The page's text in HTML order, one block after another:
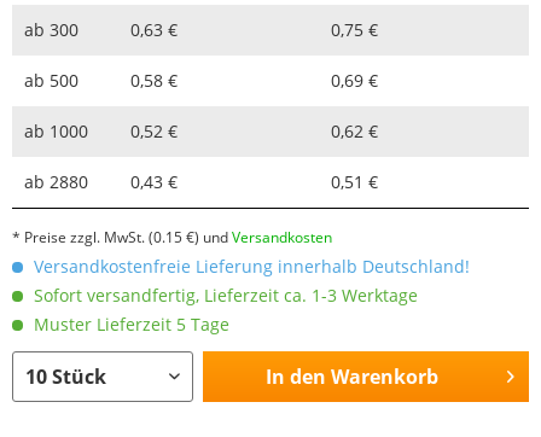
ab 300 0,63 € 0,75 €
ab 500 0,58 € 0,69 €
ab 1000 0,52 € 0,62 €
ab 2880 0,43 € 0,51 €
* Preise zzgl. MwSt.(0.15 €) undVersandkosten
Versandkostenfreie Lieferung innerhalb Deutschland!
Sofort versandfertig, Lieferzeit ca. 1-3 Werktage
Muster Lieferzeit 5 Tage
In den Warenkorb